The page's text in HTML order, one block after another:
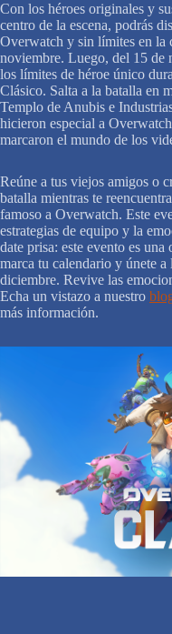
Con los héroes originales y
centro de la escena, podrás
Overwatch y sin límites en la
noviembre. Luego, del 15 de
los límites de héroe único
Clásico. Salta a la batalla en
Templo de Anubis e
hicieron especial a
marcaron el mundo de los
Reúne a tus viejos amigos o
batalla mientras te
famoso a Overwatch. Este
estrategias de equipo y la
date prisa: este evento es
marca tu calendario y únete
diciembre. Revive las
Echa un vistazo a nuestro
más información.